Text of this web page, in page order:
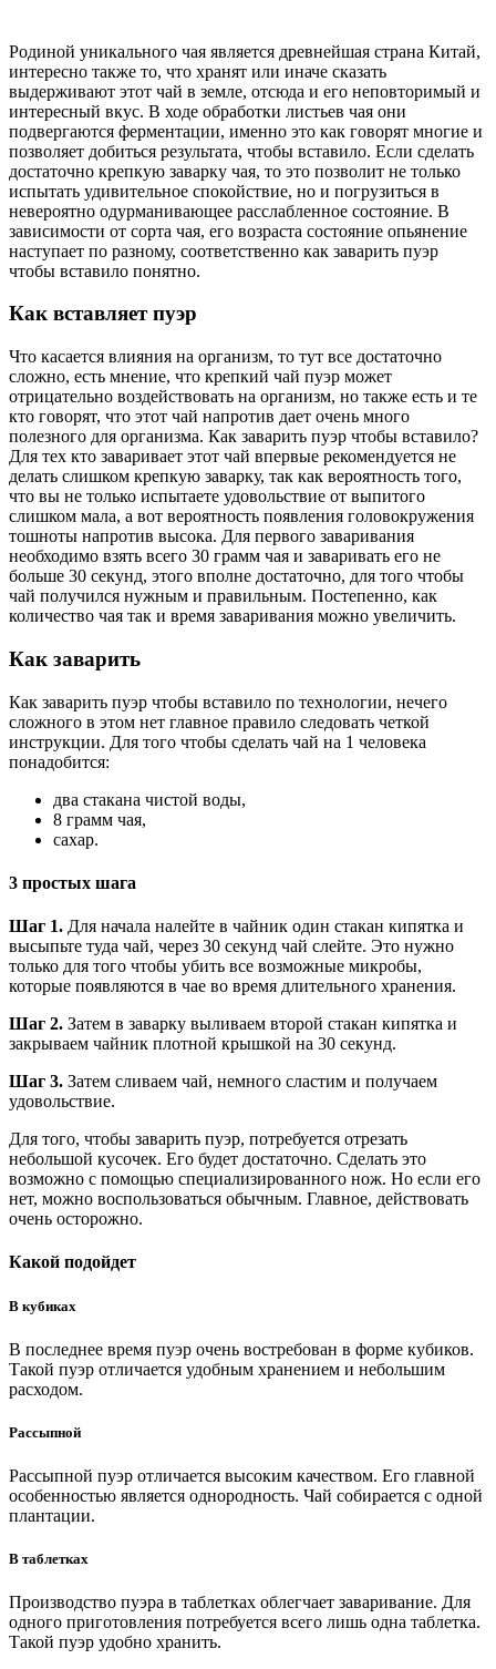
Родиной уникального чая является древнейшая страна Китай,
интересно также то, что хранят или иначе сказать
выдерживают этот чай в земле, отсюда и его неповторимый и
интересный вкус. В ходе обработки листьев чая они
подвергаются ферментации, именно это как говорят многие и
позволяет добиться результата, чтобы вставило. Если сделать
достаточно крепкую заварку чая, то это позволит не только
испытать удивительное спокойствие, но и погрузиться в
невероятно одурманивающее расслабленное состояние. В
зависимости от сорта чая, его возраста состояние опьянение
наступает по разному, соответственно как заварить пуэр
чтобы вставило понятно.
Как вставляет пуэр
Что касается влияния на организм, то тут все достаточно
сложно, есть мнение, что крепкий чай пуэр может
отрицательно воздействовать на организм, но также есть и те
кто говорят, что этот чай напротив дает очень много
полезного для организма. Как заварить пуэр чтобы вставило?
Для тех кто заваривает этот чай впервые рекомендуется не
делать слишком крепкую заварку, так как вероятность того,
что вы не только испытаете удовольствие от выпитого
слишком мала, а вот вероятность появления головокружения
тошноты напротив высока. Для первого заваривания
необходимо взять всего 30 грамм чая и заваривать его не
больше 30 секунд, этого вполне достаточно, для того чтобы
чай получился нужным и правильным. Постепенно, как
количество чая так и время заваривания можно увеличить.
Как заварить
Как заварить пуэр чтобы вставило по технологии, нечего
сложного в этом нет главное правило следовать четкой
инструкции. Для того чтобы сделать чай на 1 человека
понадобится:
два стакана чистой воды,
8 грамм чая,
сахар.
3 простых шага
Шаг 1. Для начала налейте в чайник один стакан кипятка и
высыпьте туда чай, через 30 секунд чай слейте. Это нужно
только для того чтобы убить все возможные микробы,
которые появляются в чае во время длительного хранения.
Шаг 2. Затем в заварку выливаем второй стакан кипятка и
закрываем чайник плотной крышкой на 30 секунд.
Шаг 3. Затем сливаем чай, немного сластим и получаем
удовольствие.
Для того, чтобы заварить пуэр, потребуется отрезать
небольшой кусочек. Его будет достаточно. Сделать это
возможно с помощью специализированного нож. Но если его
нет, можно воспользоваться обычным. Главное, действовать
очень осторожно.
Какой подойдет
В кубиках
В последнее время пуэр очень востребован в форме кубиков.
Такой пуэр отличается удобным хранением и небольшим
расходом.
Рассыпной
Рассыпной пуэр отличается высоким качеством. Его главной
особенностью является однородность. Чай собирается с одной
плантации.
В таблетках
Производство пуэра в таблетках облегчает заваривание. Для
одного приготовления потребуется всего лишь одна таблетка.
Такой пуэр удобно хранить.